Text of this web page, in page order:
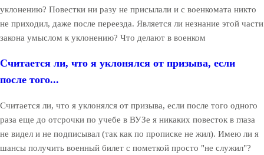
уклонению? Повестки ни разу не присылали и с военкомата никто
не приходил, даже после переезда. Является ли незнание этой части
закона умыслом к уклонению? Что делают в военком
Считается ли, что я уклонялся от призыва, если
после того...
Считается ли, что я уклонялся от призыва, если после того одного
раза еще до отсрочки по учебе в ВУЗе я никаких повесток в глаза
не видел и не подписывал (так как по прописке не жил). Имею ли я
шансы получить военный билет с пометкой просто "не служил"?